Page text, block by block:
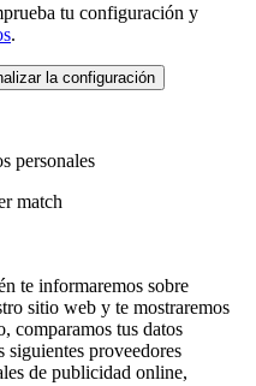
tu configuración y
.
la configuración
personales
match
te informaremos sobre
sitio web y te mostraremos
comparamos tus datos
siguientes proveedores
de publicidad online,